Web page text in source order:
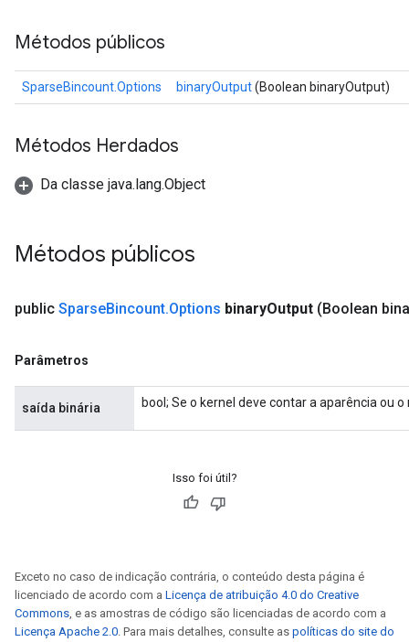
Métodos públicos
SparseBincount.Options binaryOutput(Boolean binaryOutput)
Métodos Herdados
Da classe java.lang.Object
Métodos públicos
public SparseBincount.Options binaryOutput (Boolean
Parâmetros
saída binária bool; Se o kernel deve contar a aparência ou
Isso foi útil?
Exceto no caso de indicação contrária, o conteúdo desta página é
licenciado de acordo com a Licença de atribuição 4.0 do Creative
Commons, e as amostras de código são licenciadas de acordo com a
Licença Apache 2.0. Para mais detalhes, consulte as políticas do site do